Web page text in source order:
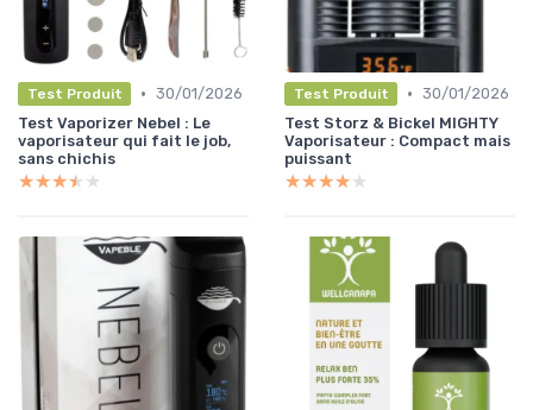
Test Produit • 30/01/2026
Test Vaporizer Nebel : Le
vaporisateur qui fait le job,
sans chichis
★★★★★
★★★★★
Test Produit • 30/01/2026
Test Storz & Bickel MIGHTY
Vaporisateur : Compact mais
puissant
★★★★★
★★★★★